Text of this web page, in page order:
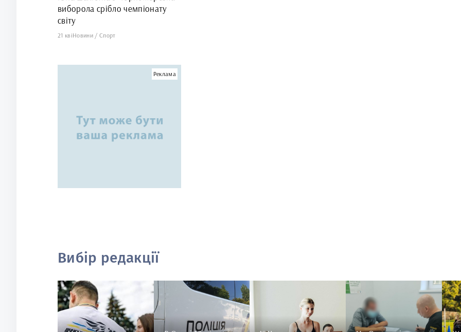
виборола срібло чемпіонату
світу
21 квіНовини /Спорт
Реклама
Вибір редакції